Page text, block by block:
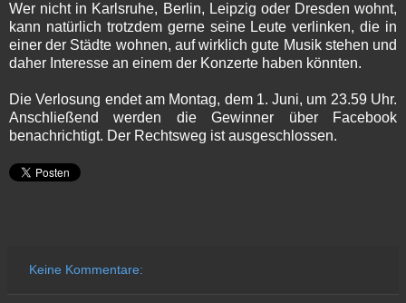
Wer nicht in Karlsruhe, Berlin, Leipzig oder Dresden wohnt,
kann natürlich trotzdem gerne seine Leute verlinken, die in
einer der Städte wohnen, auf wirklich gute Musik stehen und
daher Interesse an einem der Konzerte haben könnten.
Die Verlosung endet am Montag, dem 1. Juni, um 23.59 Uhr.
Anschließend werden die Gewinner über Facebook
benachrichtigt. Der Rechtsweg ist ausgeschlossen.
Keine Kommentare: